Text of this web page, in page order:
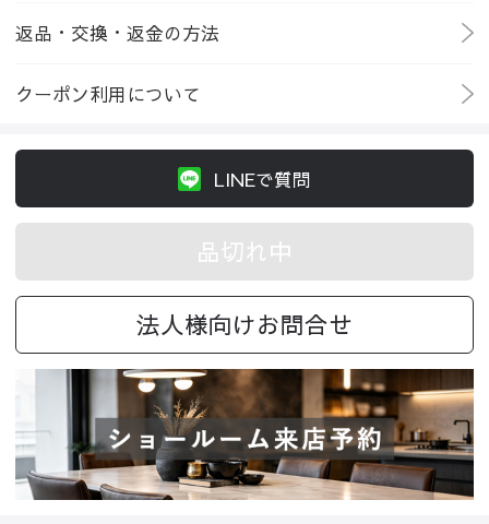
返品・交換・返金の方法
クーポン利用について
LINEで質問
品切れ中
法人様向けお問合せ